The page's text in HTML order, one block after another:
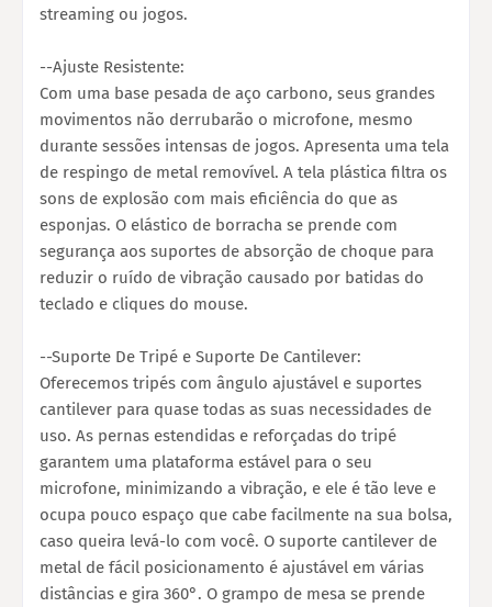
streaming ou jogos.
--Ajuste Resistente:
Com uma base pesada de aço carbono, seus grandes
movimentos não derrubarão o microfone, mesmo
durante sessões intensas de jogos. Apresenta uma tela
de respingo de metal removível. A tela plástica filtra os
sons de explosão com mais eficiência do que as
esponjas. O elástico de borracha se prende com
segurança aos suportes de absorção de choque para
reduzir o ruído de vibração causado por batidas do
teclado e cliques do mouse.
--Suporte De Tripé e Suporte De Cantilever:
Oferecemos tripés com ângulo ajustável e suportes
cantilever para quase todas as suas necessidades de
uso. As pernas estendidas e reforçadas do tripé
garantem uma plataforma estável para o seu
microfone, minimizando a vibração, e ele é tão leve e
ocupa pouco espaço que cabe facilmente na sua bolsa,
caso queira levá-lo com você. O suporte cantilever de
metal de fácil posicionamento é ajustável em várias
distâncias e gira 360°. O grampo de mesa se prende